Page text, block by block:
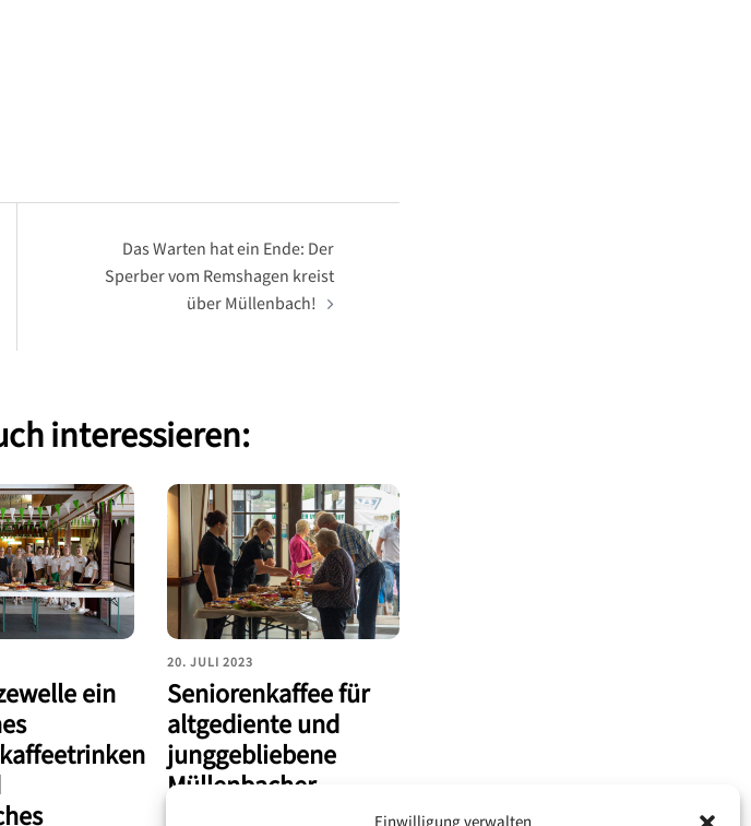
Das Warten hat ein Ende: Der
Sperber vom Remshagen kreist
über Müllenbach!
interessieren:
ein
20. JULI 2023
Seniorenkaffee für
altgediente und
junggebliebene
Müllenbacher